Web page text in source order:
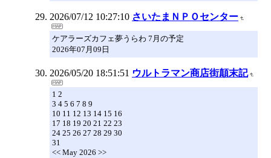
2026/07/12 10:27:10 さいたまＮＰＯセンター
ケアラーズカフェ夢うらわ 7月の予定
2026年07月09日
2026/05/20 18:51:51 ウルトラマン商店街顛末記
1 2
3 4 5 6 7 8 9
10 11 12 13 14 15 16
17 18 19 20 21 22 23
24 25 26 27 28 29 30
31
<< May 2026 >>